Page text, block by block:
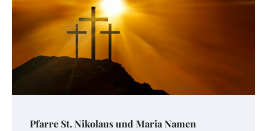
Pfarre St. Nikolaus und Maria Namen